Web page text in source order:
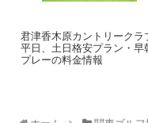
君津香木原カントリークラ
平日、土日格安プラン・早
プレーの料金情報